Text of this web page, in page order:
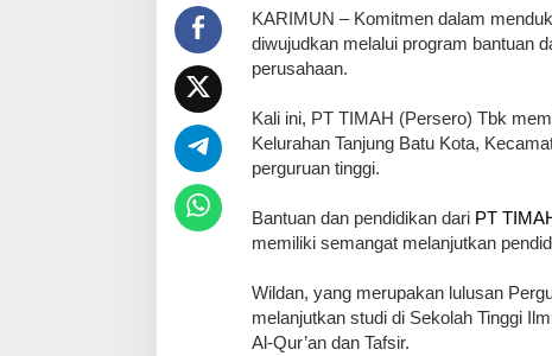
KARIMUN – Komitmen dalam
diwujudkan melalui program bantuan
perusahaan.
Kali ini, PT TIMAH (Persero) Tbk
Kelurahan Tanjung Batu Kota,
perguruan tinggi.
Bantuan dan pendidikan dari PT
memiliki semangat melanjutkan
Wildan, yang merupakan lulusan
melanjutkan studi di Sekolah Tinggi
Al-Qur’an dan Tafsir.